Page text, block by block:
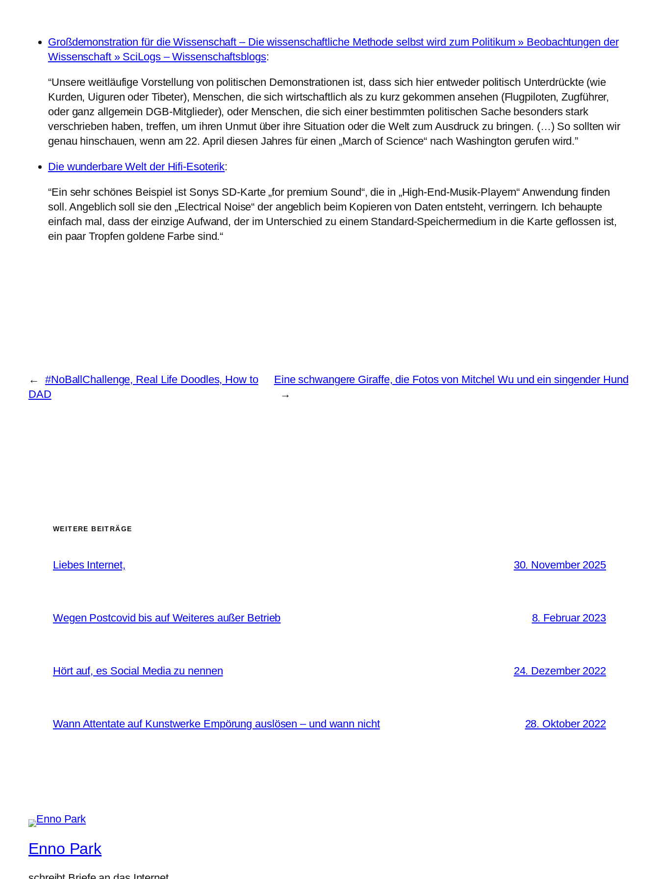
Großdemonstration für die Wissenschaft – Die wissenschaftliche Methode selbst wird zum Politikum » Beobachtungen der
Wissenschaft » SciLogs – Wissenschaftsblogs:
“Unsere weitläufige Vorstellung von politischen Demonstrationen ist, dass sich hier entweder politisch Unterdrückte (wie
Kurden, Uiguren oder Tibeter), Menschen, die sich wirtschaftlich als zu kurz gekommen ansehen (Flugpiloten, Zugführer,
oder ganz allgemein DGB-Mitglieder), oder Menschen, die sich einer bestimmten politischen Sache besonders stark
verschrieben haben, treffen, um ihren Unmut über ihre Situation oder die Welt zum Ausdruck zu bringen. (…) So sollten wir
genau hinschauen, wenn am 22. April diesen Jahres für einen „March of Science“ nach Washington gerufen wird.”
Die wunderbare Welt der Hifi-Esoterik:
“Ein sehr schönes Beispiel ist Sonys SD-Karte „for premium Sound“, die in „High-End-Musik-Playern“ Anwendung finden
soll. Angeblich soll sie den „Electrical Noise“ der angeblich beim Kopieren von Daten entsteht, verringern. Ich behaupte
einfach mal, dass der einzige Aufwand, der im Unterschied zu einem Standard-Speichermedium in die Karte geflossen ist,
ein paar Tropfen goldene Farbe sind.“
←
#NoBallChallenge, Real Life Doodles, How to
DAD
Eine schwangere Giraffe, die Fotos von Mitchel Wu und ein singender Hund
→
WEITERE BEITRÄGE
Liebes Internet, 30. November 2025
Wegen Postcovid bis auf Weiteres außer Betrieb 8. Februar 2023
Hört auf, es Social Media zu nennen 24. Dezember 2022
Wann Attentate auf Kunstwerke Empörung auslösen – und wann nicht 28. Oktober 2022
Enno Park